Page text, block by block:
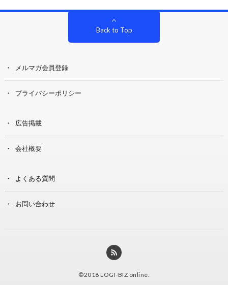
Back to Top
メルマガ会員登録
プライバシーポリシー
広告掲載
会社概要
よくある質問
お問い合わせ
©2018 LOGI-BIZ online